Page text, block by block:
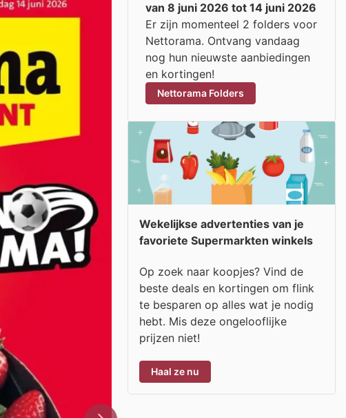
van 8 juni 2026 tot 14 juni 2026
Er zijn momenteel 2 folders voor
Nettorama. Ontvang vandaag
nog hun nieuwste aanbiedingen
en kortingen!
Nettorama Folders
Wekelijkse advertenties van je
favoriete Supermarkten winkels
Op zoek naar koopjes? Vind de
beste deals en kortingen om flink
te besparen op alles wat je nodig
hebt. Mis deze ongelooflijke
prijzen niet!
Haal ze nu